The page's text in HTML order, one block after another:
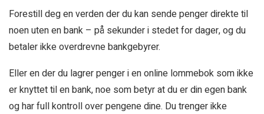
Forestill deg en verden der du kan sende penger direkte til
noen uten en bank – på sekunder i stedet for dager, og du
betaler ikke overdrevne bankgebyrer.
Eller en der du lagrer penger i en online lommebok som ikke
er knyttet til en bank, noe som betyr at du er din egen bank
og har full kontroll over pengene dine. Du trenger ikke